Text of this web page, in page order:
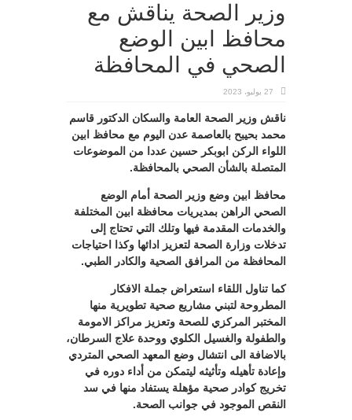
وزير الصحة يناقش مع
محافظ ابين الوضع
الصحي في المحافظة
27 يوليو، 2023
ناقش وزير الصحة العامة والسكان الدكتور قاسم
محمد بحيبح بالعاصمة عدن اليوم مع محافظ ابين
اللواء الركن ابوبكر حسين عددا من الموضوعات
المتصلة بالشأن الصحي بالمحافظة.
محافظ ابين وضع وزير الصحة أمام الوضع
الصحي الراهن بمديريات محافظة ابين المختلفة
والخدمات المقدمة فيها وتلك التي تحتاج إلى
تدخلات وزارة الصحة لتعزيز ادائها وكذا احتياجات
المحافظة من المرافق الصحية والكادر الطبي.
كما تناول اللقاء استعراض جملة الافكار
المطروحة لتبني مشاريع صحية تطويرية منها
المختبر المركزي للصحة وتعزيز مراكز الامومة
والطفولة والغسيل الكلوي ووحدة علاج السرطان،
بالاضافة الى انتشال وضع المعهد الصحي المتردي
وإعادة تأهيله وتأثيثه ليتمكن من أداء دوره في
تخريج كوادر صحية مؤهلة يستفاد منها في سد
النقص الموجود في جوانب الصحة.